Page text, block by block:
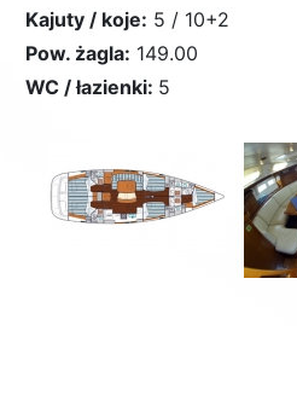
Kajuty / koje: 5 / 10+2
Pow. żagla: 149.00
WC / łazienki: 5